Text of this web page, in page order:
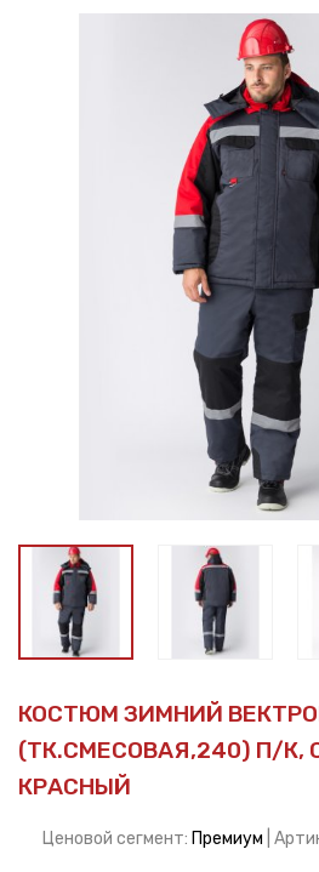
КОСТЮМ ЗИМНИЙ
(ТК.СМЕСОВАЯ,240) П/
КРАСНЫЙ
Ценовой сегмент: Премиум |